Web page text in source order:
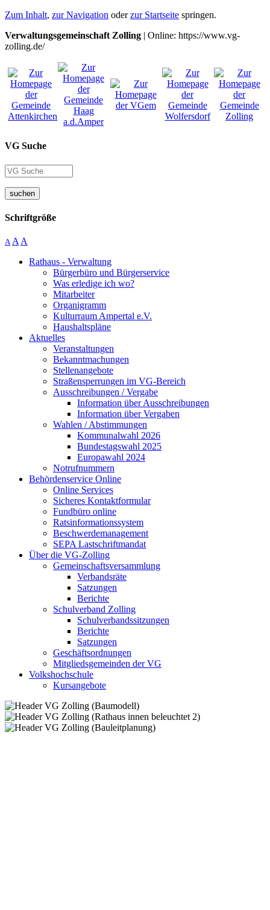
Zum Inhalt, zur Navigation oderzur Startseite springen.
Verwaltungsgemeinschaft Zolling | Online: https://www.vg-
zolling.de/
VG Suche
suchen
Schriftgröße
A A A
Rathaus - Verwaltung
Bürgerbüro und Bürgerservice
Was erledige ich wo?
Mitarbeiter
Organigramm
Kulturraum Ampertal e.V.
Haushaltspläne
Aktuelles
Veranstaltungen
Bekanntmachungen
Stellenangebote
Straßensperrungen im VG-Bereich
Ausschreibungen / Vergabe
Information über Ausschreibungen
Information über Vergaben
Wahlen / Abstimmungen
Kommunalwahl 2026
Bundestagswahl 2025
Europawahl 2024
Notrufnummern
Behördenservice Online
Online Services
Sicheres Kontaktformular
Fundbüro online
Ratsinformationssystem
Beschwerdemanagement
SEPA Lastschriftmandat
Über die VG-Zolling
Gemeinschaftsversammlung
Verbandsräte
Satzungen
Berichte
Schulverband Zolling
Schulverbandssitzungen
Berichte
Satzungen
Geschäftsordnungen
Mitgliedsgemeinden der VG
Volkshochschule
Kursangebote